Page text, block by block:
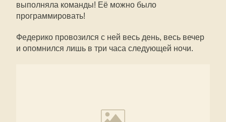
выполняла команды! Её можно было
программировать!
Федерико провозился с ней весь день, весь вечер
и опомнился лишь в три часа следующей ночи.